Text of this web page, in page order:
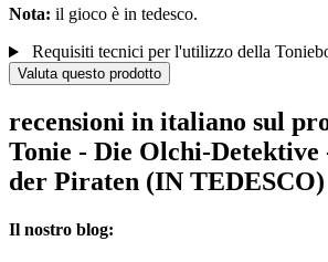
Nota: il gioco è in tedesco.
Requisiti tecnici per l'utilizzo della
Valuta questo prodotto
recensioni in italiano sul
Tonie - Die Olchi-Detektive
der Piraten (IN TEDESCO)
Il nostro blog: